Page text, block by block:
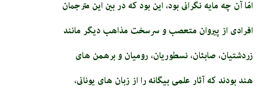
امّا آن چه مايه نگرانى بود، اين بود كه در بين اين مترجمان
افرادى از پيروان متعصب و سرسخت مذاهب ديگر مانند
زردشتيان، صابئان، نسطوريان، روميان و برهمن هاى
هند بودند كه آثار علمى بيگانه را از زبان هاى يونانى،